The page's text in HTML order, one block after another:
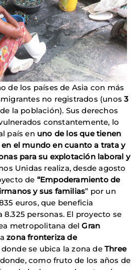
de los países de Asia con más
no registrados (unos3
de la población). Sus derechos
constantemente, lo
país en uno de los que tienen
el mundo en cuanto a trata y
para su explotación laboral y
Unidas realiza, desde agosto
de “Empoderamiento de
y sus familias” por un
euros, que beneficia
personas. El proyecto se
metropolitana delGran
zona fronteriza de
donde se ubica la zona deThree
donde, como fruto de los años de